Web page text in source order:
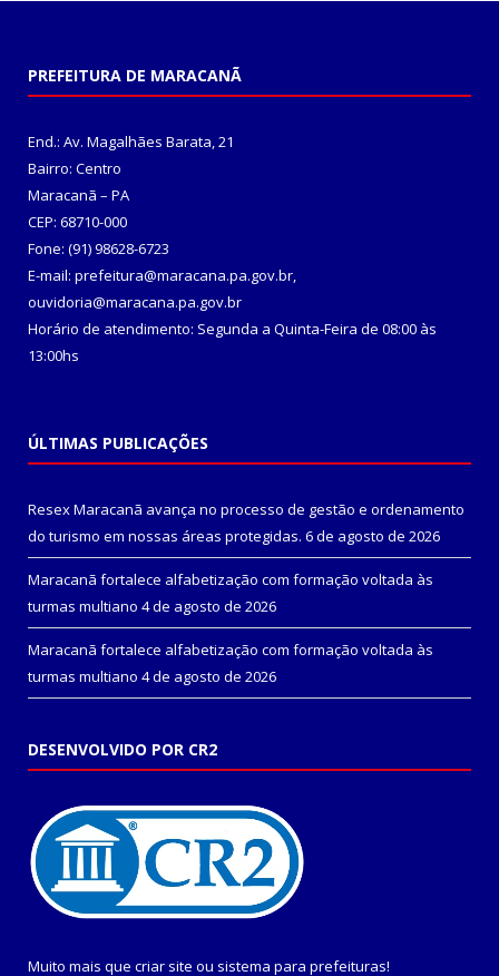
PREFEITURA DE MARACANÃ
End.: Av. Magalhães Barata, 21
Bairro: Centro
Maracanã – PA
CEP: 68710-000
Fone: (91) 98628-6723
E-mail: prefeitura@maracana.pa.gov.br,
ouvidoria@maracana.pa.gov.br
Horário de atendimento: Segunda a Quinta-Feira de 08:00 às
13:00hs
ÚLTIMAS PUBLICAÇÕES
Resex Maracanã avança no processo de gestão e ordenamento
do turismo em nossas áreas protegidas. 6 de agosto de 2026
Maracanã fortalece alfabetização com formação voltada às
turmas multiano 4 de agosto de 2026
Maracanã fortalece alfabetização com formação voltada às
turmas multiano 4 de agosto de 2026
DESENVOLVIDO POR CR2
Muito mais que criar site ou sistema para prefeituras!